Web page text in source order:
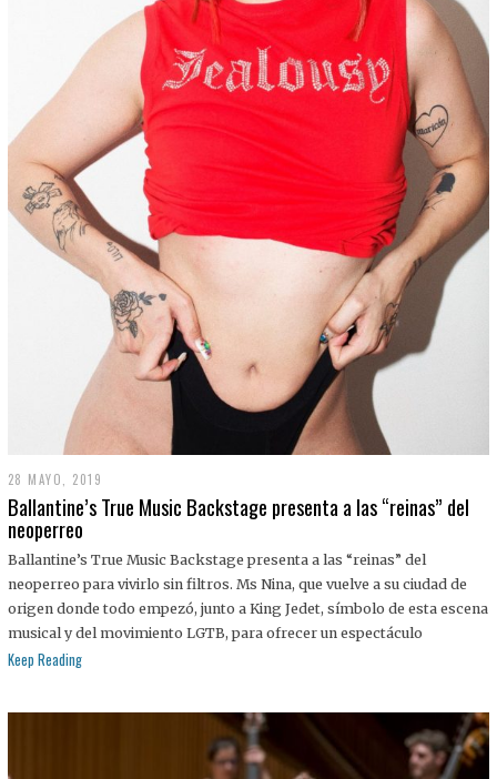
28 MAYO, 2019
Ballantine’s True Music Backstage presenta a las “reinas” del
neoperreo
Ballantine’s True Music Backstage presenta a las “reinas” del
neoperreo para vivirlo sin filtros. Ms Nina, que vuelve a su ciudad de
origen donde todo empezó, junto a King Jedet, símbolo de esta escena
musical y del movimiento LGTB, para ofrecer un espectáculo
Keep Reading